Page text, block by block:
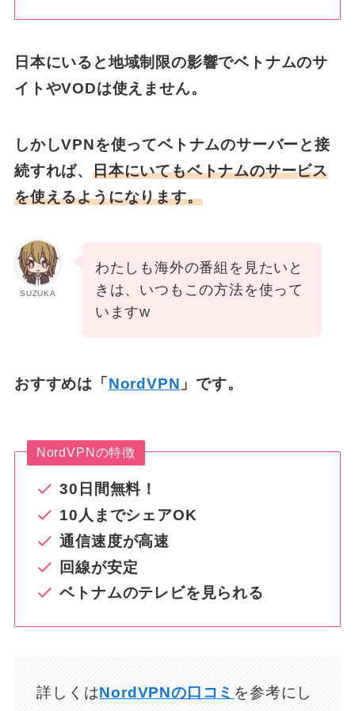
日本にいると地域制限の影響でベトナムのサ
イトやVODは使えません。
しかしVPNを使ってベトナムのサーバーと接
続すれば、 日本にいてもベトナムのサービス
を使えるようになります。
SUZUKA
わたしも海外の番組を見たいと
きは、いつもこの方法を使って
いますw
おすすめは「 NordVPN 」です。
NordVPNの特徴
30日間無料！
10人までシェアOK
通信速度が高速
回線が安定
ベトナムのテレビを見られる
詳しくはNordVPNの口コミ を参考にし